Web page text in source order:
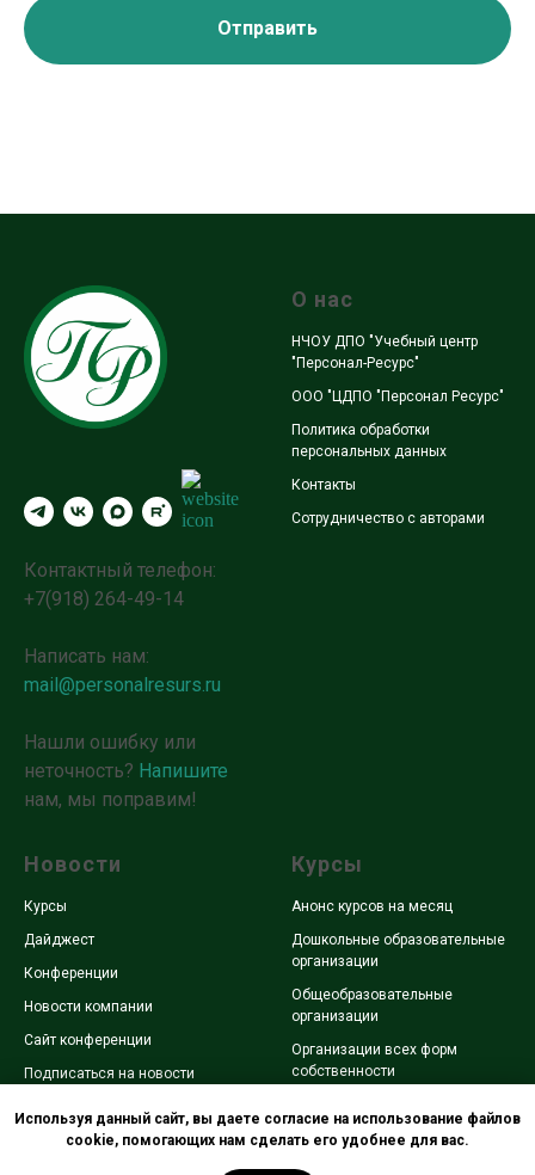
Отправить
Используя данный сайт, вы даете согласие на использование файлов
cookie, помогающих нам сделать его удобнее для вас.
Контактный телефон:
+7(918) 264-49-14
Написать нам:
mail@personalresurs.ru
Нашли ошибку или
неточность? Напишите
нам, мы поправим!
О нас
НЧОУ ДПО "Учебный центр
"Персонал-Ресурс"
ООО "ЦДПО "Персонал Ресурс"
Политика обработки
персональных данных
Контакты
Сотрудничество с авторами
Новости
Курсы
Дайджест
Конференции
Новости компании
Сайт конференции
Подписаться на новости
Курсы
Анонс курсов на месяц
Дошкольные образовательные
организации
Общеобразовательные
организации
Организации всех форм
собственности